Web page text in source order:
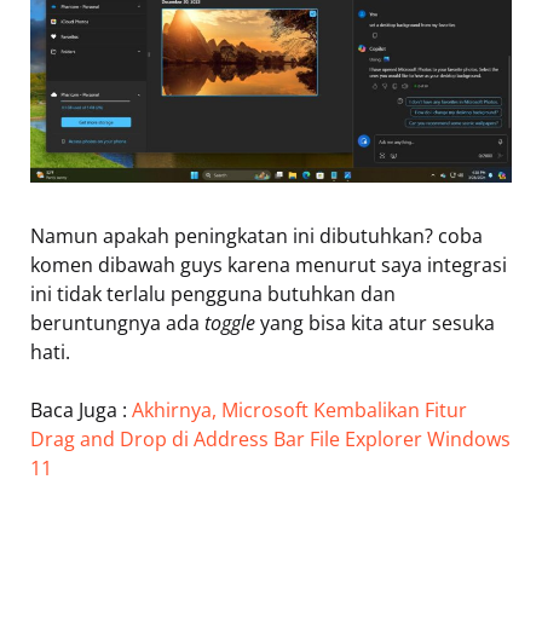
Namun apakah peningkatan ini dibutuhkan? coba
komen dibawah guys karena menurut saya integrasi
ini tidak terlalu pengguna butuhkan dan
beruntungnya ada toggleyang bisa kita atur sesuka
hati.
Baca Juga : Akhirnya, Microsoft Kembalikan Fitur
Drag and Drop di Address Bar File Explorer Windows
11